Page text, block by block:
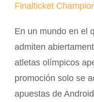
Finalticket
En un mundo en el
admiten
atletas olímpicos
promoción solo se
apuestas de